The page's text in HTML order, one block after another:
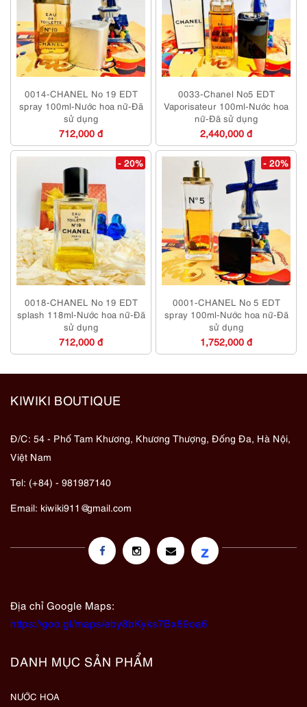
0014-CHANEL No 19 EDT
spray 100ml-Nước hoa nữ-Đã
sử dụng
712,000 đ
0033-Chanel No5 EDT
Vaporisateur 100ml-Nước hoa
nữ-Đã sử dụng
2,440,000 đ
- 20%
0018-CHANEL No 19 EDT
splash 118ml-Nước hoa nữ-Đã
sử dụng
712,000 đ
- 20%
0001-CHANEL No 5 EDT
spray 100ml-Nước hoa nữ-Đã
sử dụng
1,752,000 đ
KIWIKI BOUTIQUE
Đ/C: 54 - Phố Tam Khương, Khương Thượng, Đống Đa, Hà Nội,
Việt Nam
Tel: (+84) - 981987140
Email: kiwiki911@gmail.com
z
Địa chỉ Google Maps:
https://goo.gl/maps/eby8bKyks7Bx89oa6
DANH MỤC SẢN PHẨM
NƯỚC HOA